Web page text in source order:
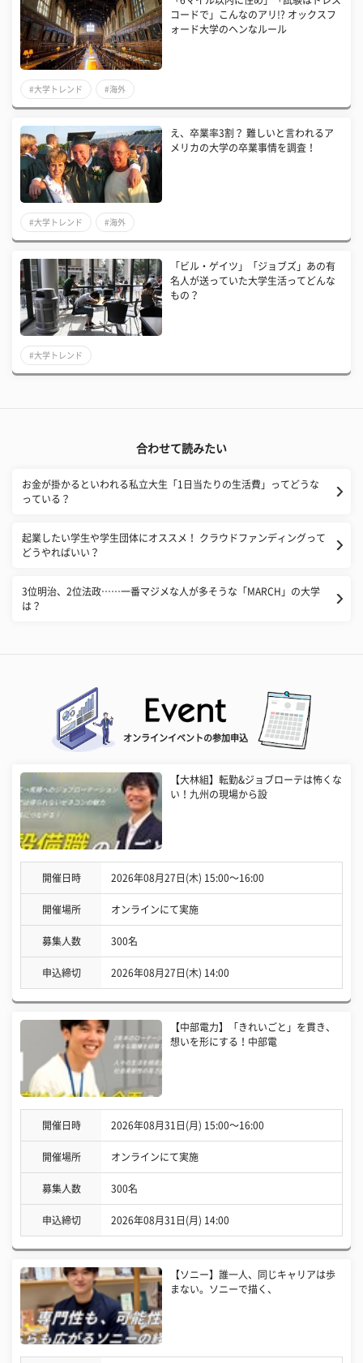
コードで」こんなのアリ!? オックスフ
ォード大学のヘンなルール
#大学トレンド #海外
え、卒業率3割？ 難しいと言われるア
メリカの大学の卒業事情を調査！
#大学トレンド #海外
「ビル・ゲイツ」「ジョブズ」あの有
名人が送っていた大学生活ってどんな
もの？
#大学トレンド
合わせて読みたい
お金が掛かるといわれる私立大生「1日当たりの生活費」ってどうな
っている？
起業したい学生や学生団体にオススメ！ クラウドファンディングって
どうやればいい？
3位明治、2位法政……一番マジメな人が多そうな「MARCH」の大学
は？
オンラインイベントの参加申込
【大林組】転勤&ジョブローテは怖くな
い！九州の現場から設
開催日時 2026年08月27日(木) 15:00〜16:00
開催場所 オンラインにて実施
募集人数 300名
申込締切 2026年08月27日(木) 14:00
【中部電力】「きれいごと」を貫き、
想いを形にする！中部電
開催日時 2026年08月31日(月) 15:00〜16:00
開催場所 オンラインにて実施
募集人数 300名
申込締切 2026年08月31日(月) 14:00
【ソニー】誰一人、同じキャリアは歩
まない。ソニーで描く、